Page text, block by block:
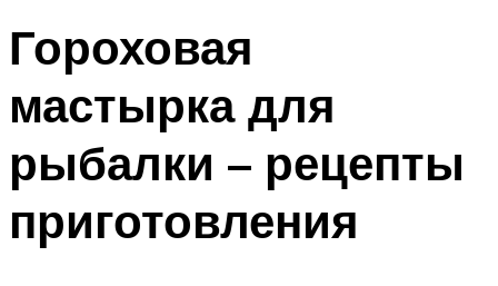
Гороховая
мастырка для
рыбалки – рецепты
приготовления